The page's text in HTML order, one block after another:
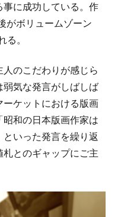
事に成功している。作
がボリュームゾーン
。
のこだわりが感じら
気な発言がしばしば
ケットにおける版画
和の日本版画作家は
いった発言を繰り返
とのギャップにご主